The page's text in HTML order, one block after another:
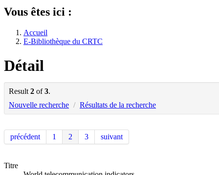
Vous êtes ici :
Accueil
E-Bibliothèque du CRTC
Détail
Result 2 of3.
Nouvelle recherche / Résultats de la recherche
précédent 1 2 3 suivant
Titre